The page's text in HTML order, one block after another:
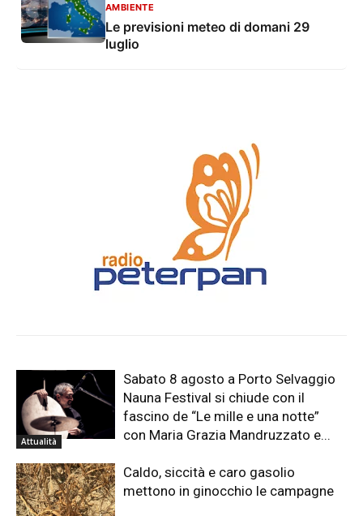
AMBIENTE
Le previsioni meteo di domani 29
luglio
Attualità
Sabato 8 agosto a Porto Selvaggio
Nauna Festival si chiude con il
fascino de “Le mille e una notte”
con Maria Grazia Mandruzzato e...
Caldo, siccità e caro gasolio
mettono in ginocchio le campagne